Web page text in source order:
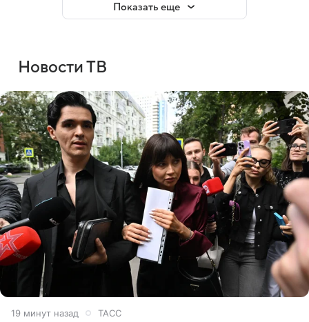
Показать еще
Новости ТВ
20 минут назад ТАСС